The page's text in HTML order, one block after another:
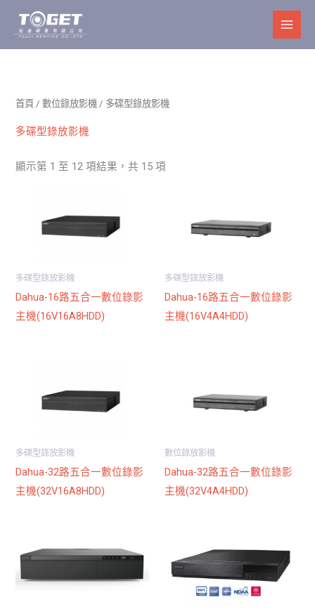
主
首頁 /數位錄放影機 / 多碟型錄放影機
多碟型錄放影機
顯示第 1 至 12 項結果，共 15 項
多碟型錄放影機
Dahua-16路五合一數位錄影
主機(16V16A8HDD)
多碟型錄放影機
Dahua-16路五合一數位錄影
主機(16V4A4HDD)
多碟型錄放影機
Dahua-32路五合一數位錄影
主機(32V16A8HDD)
數位錄放影機
Dahua-32路五合一數位錄影
主機(32V4A4HDD)